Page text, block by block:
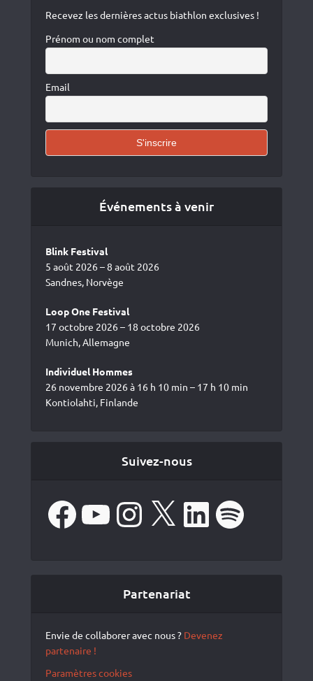
Recevez les dernières actus biathlon exclusives !
Prénom ou nom complet
Email
Événements à venir
Blink Festival
5 août 2026 – 8 août 2026
Sandnes, Norvège
Loop One Festival
17 octobre 2026 – 18 octobre 2026
Munich, Allemagne
Individuel Hommes
26 novembre 2026 à 16 h 10 min – 17 h 10 min
Kontiolahti, Finlande
Suivez-nous
FacebookYouTube Instagram LinkedIn Spotify
Partenariat
Envie de collaborer avec nous ? Devenez
partenaire !
Paramètres cookies